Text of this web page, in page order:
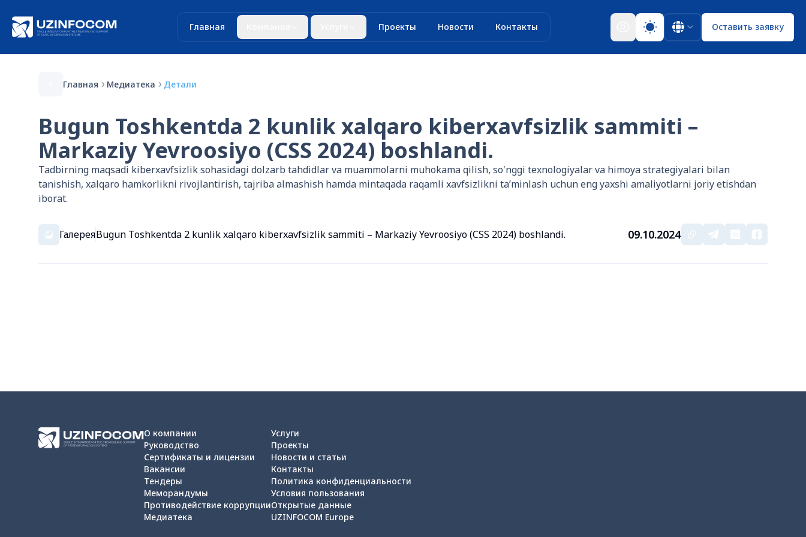
Главная Проекты Новости Контакты Оставить заявку
Главная Медиатека Детали
Bugun Toshkentda 2 kunlik xalqaro kiberxavfsizlik sammiti –
Markaziy Yevroosiyo (CSS 2024) boshlandi.
Tadbirning maqsadi kiberxavfsizlik sohasidagi dolzarb tahdidlar va muammolarni muhokama qilish, so'nggi texnologiyalar va himoya strategiyalari bilan
tanishish, xalqaro hamkorlikni rivojlantirish, tajriba almashish hamda mintaqada raqamli xavfsizlikni ta’minlash uchun eng yaxshi amaliyotlarni joriy etishdan
iborat.
ГалереяBugun Toshkentda 2 kunlik xalqaro kiberxavfsizlik sammiti – Markaziy Yevroosiyo (CSS 2024) boshlandi. 09.10.2024
О компании
Руководство
Сертификаты и лицензии
Вакансии
Тендеры
Меморандумы
Противодействие коррупции
Медиатека
Услуги
Проекты
Новости и статьи
Контакты
Политика конфиденциальности
Условия пользования
Открытые данные
UZINFOCOM Europe